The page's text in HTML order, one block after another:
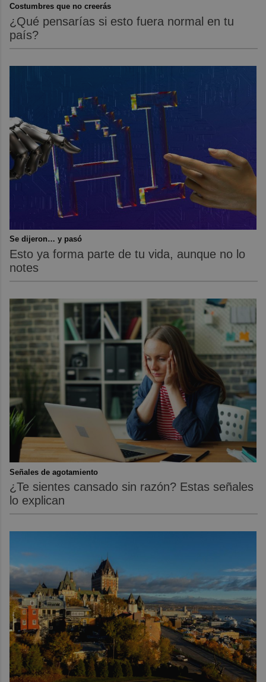
Costumbres que no creerás
¿Qué pensarías si esto fuera normal en tu
país?
Se dijeron… y pasó
Esto ya forma parte de tu vida, aunque no lo
notes
Señales de agotamiento
¿Te sientes cansado sin razón? Estas señales
lo explican